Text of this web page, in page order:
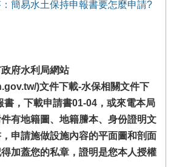
簡易水土保持申報書要怎麼申請?
府水利局網站
)文件下載-水保相關文件下
書 ，下載申請書01-04，或來電本局
有地籍圖、地籍謄本、身份證明文
申請施做設施內容的平面圖和剖面
加蓋您的私章，證明是您本人授權